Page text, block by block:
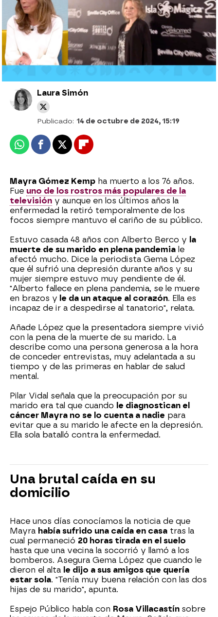
Muere Mayra Gómez Kemp, presentadora
del 'Un, dos, tres'
Laura Simón
Publicado: 14 de octubre de 2024, 15:19
WhatsappFacebook
X Flipboard
Mayra Gómez Kemp ha muerto a los 76 años.
Fue uno de los rostros más populares de la
televisión y aunque en los últimos años la
enfermedad la retiró temporalmente de los
focos siempre mantuvo el cariño de su público.
Estuvo casada 48 años con Alberto Berco y la
muerte de su marido en plena pandemia le
afectó mucho. Dice la periodista Gema López
que él sufrió una depresión durante años y su
mujer siempre estuvo muy pendiente de él.
"Alberto fallece en plena pandemia, se le muere
en brazos y le da un ataque al corazón. Ella es
incapaz de ir a despedirse al tanatorio", relata.
Añade López que la presentadora siempre vivió
con la pena de la muerte de su marido. La
describe como una persona generosa a la hora
de conceder entrevistas, muy adelantada a su
tiempo y de las primeras en hablar de salud
mental.
Pilar Vidal señala que la preocupación por su
marido era tal que cuando le diagnostican el
cáncer Mayra no se lo cuenta a nadie para
evitar que a su marido le afecte en la depresión.
Ella sola batalló contra la enfermedad.
Una brutal caída en su
domicilio
Hace unos días conocíamos la noticia de que
Mayra había sufrido una caída en casa tras la
cual permaneció 20 horas tirada en el suelo
hasta que una vecina la socorrió y llamó a los
bomberos. Asegura Gema López que cuando le
dieron el alta le dijo a sus amigos que quería
estar sola. "Tenía muy buena relación con las dos
hijas de su marido", apunta.
Espejo Público habla con Rosa Villacastín sobre